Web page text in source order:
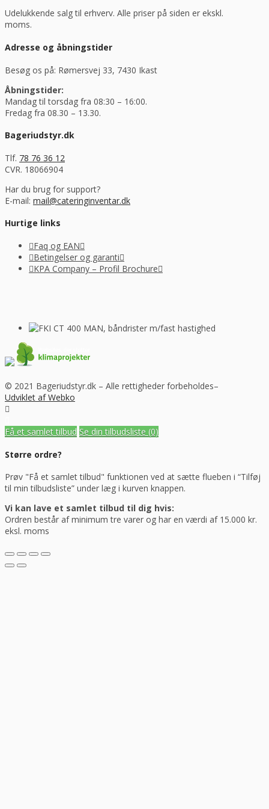
Udelukkende salg til erhverv. Alle priser på siden er ekskl.
moms.
Adresse og åbningstider
Besøg os på: Rømersvej 33, 7430 Ikast
Åbningstider:
Mandag til torsdag fra 08:30 – 16:00.
Fredag fra 08.30 – 13.30.
Bageriudstyr.dk
Tlf. 78 76 36 12
CVR. 18066904
Har du brug for support?
E-mail: mail@cateringinventar.dk
Hurtige links
Faq og EAN
Betingelser og garanti
KPA Company – Profil Brochure
© 2021 Bageriudstyr.dk – Alle rettigheder forbeholdes–
Udviklet af Webko
Få et samlet tilbud Se din tilbudsliste (0)
Større ordre?
Prøv "Få et samlet tilbud" funktionen ved at sætte flueben i “Tilføj
til min tilbudsliste” under læg i kurven knappen.
Vi kan lave et samlet tilbud til dig hvis:
Ordren består af minimum tre varer og har en værdi af 15.000 kr.
eksl. moms